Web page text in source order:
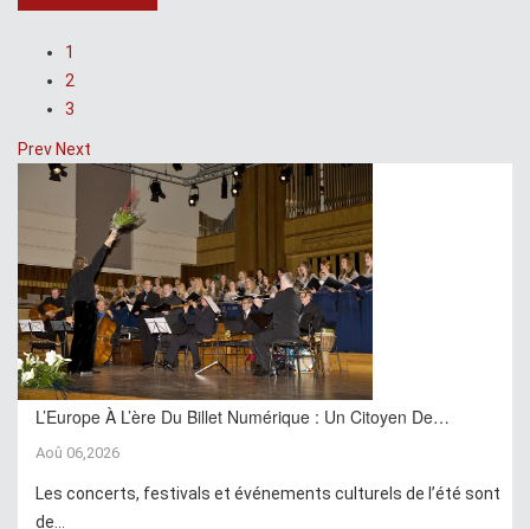
1
2
3
Prev Next
L’Europe À L’ère Du Billet Numérique : Un Citoyen De…
Aoû 06,2026
Les concerts, festivals et événements culturels de l’été sont
de...